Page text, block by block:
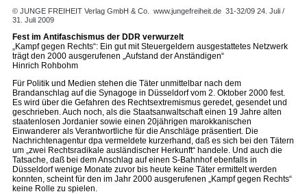
© JUNGE FREIHEIT Verlag GmbH & Co. www.jungefreiheit.de 31-32/09 24. Juli /
31. Juli 2009
Fest im Antifaschismus der DDR verwurzelt
„Kampf gegen Rechts“: Ein gut mit Steuergeldern ausgestattetes Netzwerk
trägt den 2000 ausgerufenen „Aufstand der Anständigen“
Hinrich Rohbohm
Für Politik und Medien stehen die Täter unmittelbar nach dem
Brandanschlag auf die Synagoge in Düsseldorf vom 2. Oktober 2000 fest.
Es wird über die Gefahren des Rechtsextremismus geredet, gesendet und
geschrieben. Auch noch, als die Staatsanwaltschaft einen 19 Jahre alten
staatenlosen Jordanier sowie einen 20jährigen marokkanischen
Einwanderer als Verantwortliche für die Anschläge präsentiert. Die
Nachrichtenagentur dpa vermeldete kurzerhand, daß es sich bei den Tätern
um „zwei Rechtsradikale ausländischer Herkunft“ handele. Und auch die
Tatsache, daß bei dem Anschlag auf einen S-Bahnhof ebenfalls in
Düsseldorf wenige Monate zuvor bis heute keine Täter ermittelt werden
konnten, scheint für den im Jahr 2000 ausgerufenen „Kampf gegen Rechts“
keine Rolle zu spielen.